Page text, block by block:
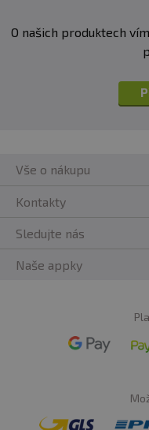
O našich produktech
Vše o nákupu
Kontakty
Sledujte nás
Naše appky